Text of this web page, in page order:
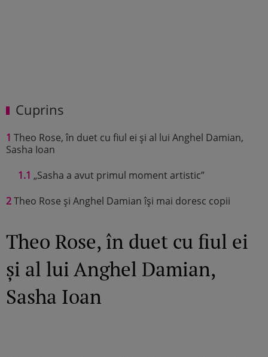
Cuprins
1 Theo Rose, în duet cu fiul ei și al lui Anghel Damian,
Sasha Ioan
1.1 „Sasha a avut primul moment artistic”
2Theo Rose și Anghel Damian își mai doresc copii
Theo Rose, în duet cu fiul ei
și al lui Anghel Damian,
Sasha Ioan